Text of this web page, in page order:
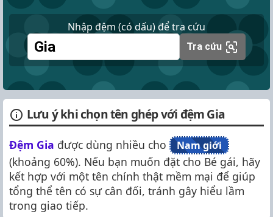
Nhập đệm (có dấu) để tra cứu
Tra cứu
Lưu ý khi chọn tên ghép với đệm Gia
Đệm Gia được dùng nhiều cho Nam giới
(khoảng 60%). Nếu bạn muốn đặt cho Bé gái, hãy
kết hợp với một tên chính thật mềm mại để giúp
tổng thể tên có sự cân đối, tránh gây hiểu lầm
trong giao tiếp.